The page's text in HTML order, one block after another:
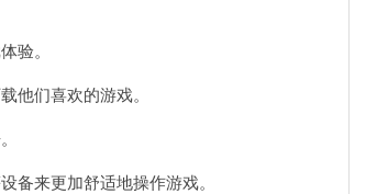
吗
验。
们喜欢的游戏。
来更加舒适地操作游戏。